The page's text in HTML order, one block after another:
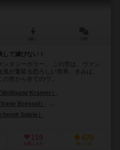
て滅びない！
タジーホラー。 この世は、ヴァン
が蔓延る恐ろしい世界。きみは、
世から全てのヴ...
Kramer）
Irene Bressel）
Spiele）
119
お気に入り
670
持ってる